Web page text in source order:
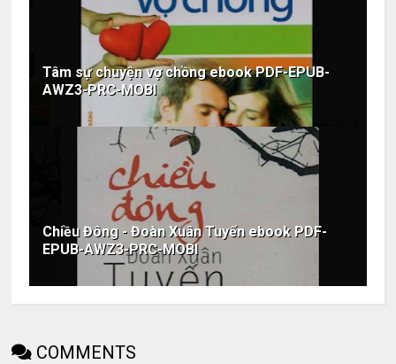
Tâm sự chuyện vợ chồng ebook PDF-EPUB-
AWZ3-PRC-MOBI
Chiều Đông - Đoàn Xuân Tuyến ebook PDF-
EPUB-AWZ3-PRC-MOBI
COMMENTS